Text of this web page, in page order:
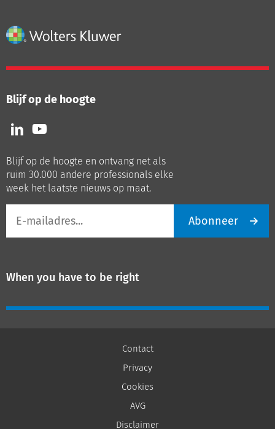
Blijf op de hoogte
Volg
ons
LinkedIn
Volg
ons
Youtube
Blijf op de hoogte en ontvang net als
ruim 30.000 andere professionals elke
week het laatste nieuws op maat.
mailadres
Abonneer
When you have to be right
Contact
Privacy
Cookies
AVG
Disclaimer